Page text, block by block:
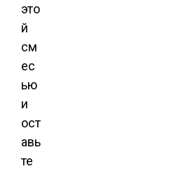
это
й
см
ес
ью
и
ост
авь
те